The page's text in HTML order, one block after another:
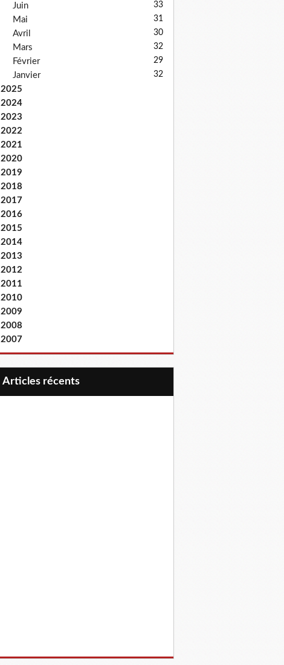
Juin 33
Mai 31
Avril 30
Mars 32
Février 29
Janvier 32
2025
2024
2023
2022
2021
2020
2019
2018
2017
2016
2015
2014
2013
2012
2011
2010
2009
2008
2007
articles récents